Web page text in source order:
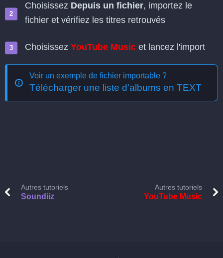
Choisissez Depuis un fichier, importez le
fichier et vérifiez les titres retrouvés
Choisissez YouTube Music et lancez l'import
Voir un exemple de fichier importable ?
Télécharger une liste d'albums en TEXT
Autres tutoriels
Soundiiz
Autres tutoriels
YouTube Music